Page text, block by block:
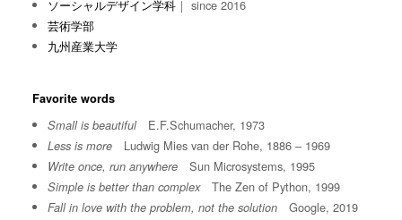
ソーシャルデザイン学科 ｜ since 2016
芸術学部
九州産業大学
Favorite words
Small is beautifulE.F.Schumacher, 1973
Less is more Ludwig Mies van der Rohe, 1886 – 1969
Write once, run anywhere Sun Microsystems, 1995
Simple is better than complexThe Zen of Python, 1999
Fall in love with the problem, not the solution Google, 2019